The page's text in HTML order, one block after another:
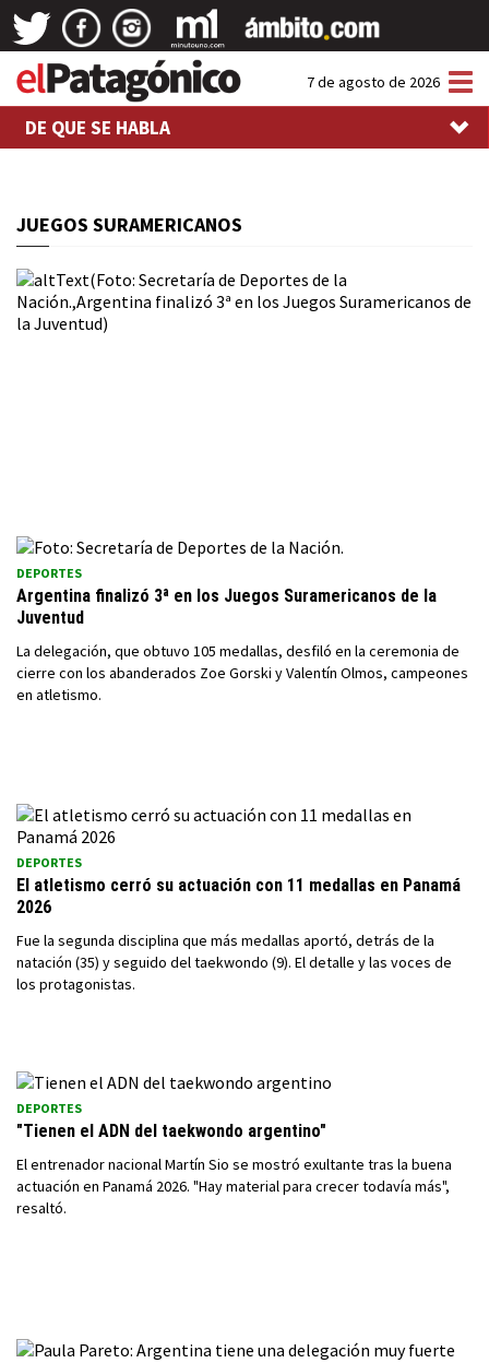
7 de agosto de 2026
DE QUE SE HABLA
JUEGOS SURAMERICANOS
DEPORTES
Argentina finalizó 3ª en los Juegos Suramericanos de la
Juventud
La delegación, que obtuvo 105 medallas, desfiló en la ceremonia de
cierre con los abanderados Zoe Gorski y Valentín Olmos, campeones
en atletismo.
DEPORTES
El atletismo cerró su actuación con 11 medallas en Panamá
2026
Fue la segunda disciplina que más medallas aportó, detrás de la
natación (35) y seguido del taekwondo (9). El detalle y las voces de
los protagonistas.
DEPORTES
"Tienen el ADN del taekwondo argentino"
El entrenador nacional Martín Sio se mostró exultante tras la buena
actuación en Panamá 2026. "Hay material para crecer todavía más",
resaltó.